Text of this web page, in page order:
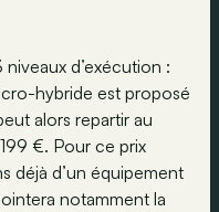
d’exécution :
hybride est proposé
alors repartir au
€. Pour ce prix
déjà d’un équipement
notamment la